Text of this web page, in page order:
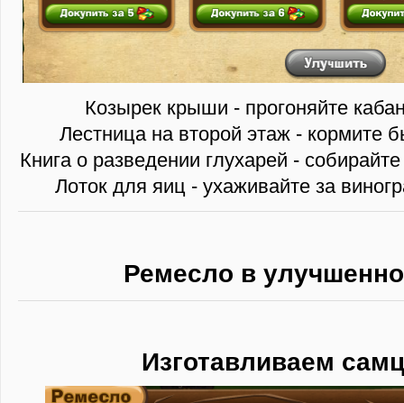
Козырек крыши - прогоняйте
Лестница на второй этаж - кормите
Книга о разведении глухарей -
Лоток для яиц - ухаживайте за
Ремесло в
Изготавливаем